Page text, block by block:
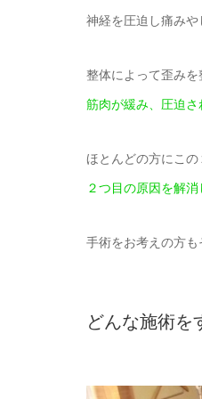
神経を圧迫し痛みや
整体によって歪みを
筋肉が緩み、圧迫
ほとんどの方にこの
２つ目の原因を解
手術をお考えの方も
どんな施術を